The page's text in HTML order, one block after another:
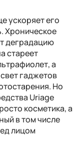
ускоряет его
Хроническое
деградацию
стареет
а
гаджетов
Но
Uriage
косметика, а
в том числе
лицом